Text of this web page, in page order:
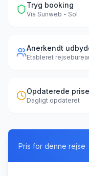
Tryg booking
Via Sunweb - Sol
Anerkendt
Etableret
Opdaterede
Dagligt opdateret
Pris for denne rejse